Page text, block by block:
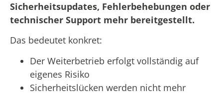
Sicherheitsupdates, Fehlerbehebungen oder
technischer Support mehr bereitgestellt.
Das bedeutet konkret:
Der Weiterbetrieb erfolgt vollständig auf
eigenes Risiko
Sicherheitslücken werden nicht mehr